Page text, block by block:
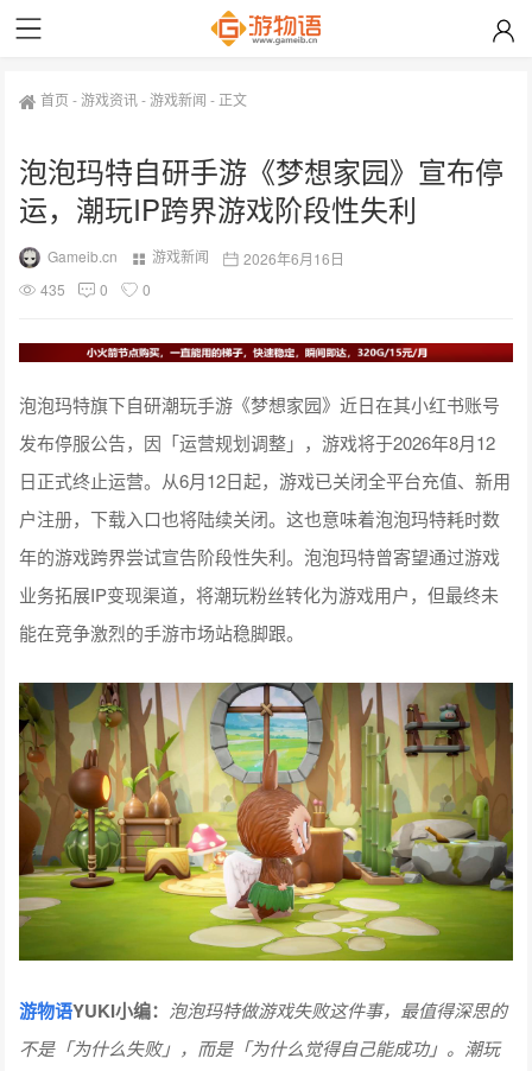
首页 -游戏资讯-游戏新闻 - 正文
泡泡玛特自研手游《梦想家园》宣布停
运，潮玩IP跨界游戏阶段性失利
Gameib.cn 游戏新闻
2026年6月16日
435
0 0
泡泡玛特旗下自研潮玩手游《梦想家园》近日在其小红书账号
发布停服公告，因「运营规划调整」，游戏将于2026年8月12
日正式终止运营。从6月12日起，游戏已关闭全平台充值、新用
户注册，下载入口也将陆续关闭。这也意味着泡泡玛特耗时数
年的游戏跨界尝试宣告阶段性失利。泡泡玛特曾寄望通过游戏
业务拓展IP变现渠道，将潮玩粉丝转化为游戏用户，但最终未
能在竞争激烈的手游市场站稳脚跟。
游物语YUKI小编： 泡泡玛特做游戏失败这件事，最值得深思的
不是「为什么失败」，而是「为什么觉得自己能成功」。潮玩